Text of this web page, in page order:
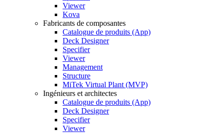
Viewer
Kova
Fabricants de composantes
Catalogue de produits (App)
Deck Designer
Specifier
Viewer
Management
Structure
MiTek Virtual Plant (MVP)
Ingénieurs et architectes
Catalogue de produits (App)
Deck Designer
Specifier
Viewer